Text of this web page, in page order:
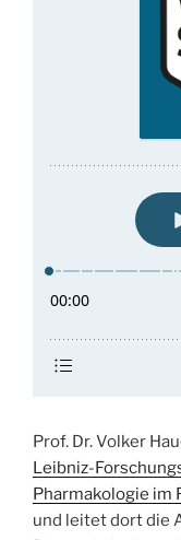
Prof. Dr. Volker
Leibniz-
Pharmakologie im
und leitet dort die